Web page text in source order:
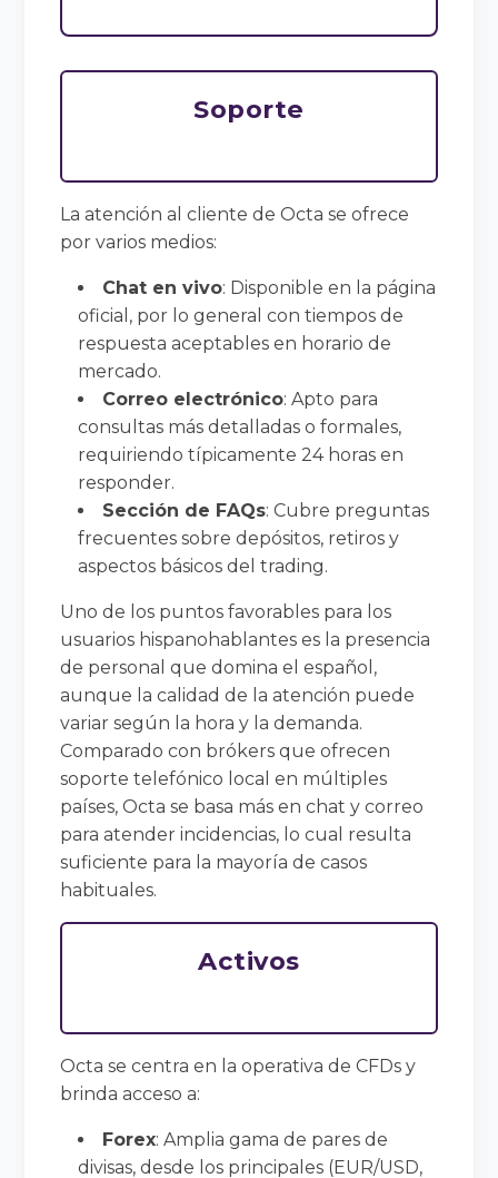
Soporte
La atención al cliente de Octa se ofrece
por varios medios:
Chat en vivo: Disponible en la página
oficial, por lo general con tiempos de
respuesta aceptables en horario de
mercado.
Correo electrónico: Apto para
consultas más detalladas o formales,
requiriendo típicamente 24 horas en
responder.
Sección de FAQs: Cubre preguntas
frecuentes sobre depósitos, retiros y
aspectos básicos del trading.
Uno de los puntos favorables para los
usuarios hispanohablantes es la presencia
de personal que domina el español,
aunque la calidad de la atención puede
variar según la hora y la demanda.
Comparado con brókers que ofrecen
soporte telefónico local en múltiples
países, Octa se basa más en chat y correo
para atender incidencias, lo cual resulta
suficiente para la mayoría de casos
habituales.
Activos
Octa se centra en la operativa de CFDs y
brinda acceso a:
Forex: Amplia gama de pares de
divisas, desde los principales (EUR/USD,